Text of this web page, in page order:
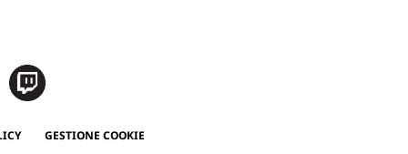
GESTIONE COOKIE